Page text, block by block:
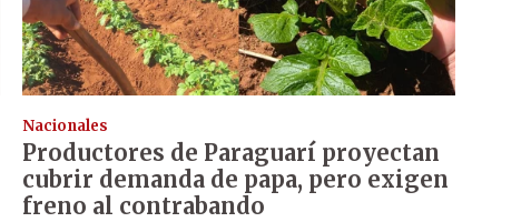
Nacionales
Productores de Paraguarí proyectan
cubrir demanda de papa, pero exigen
freno al contrabando